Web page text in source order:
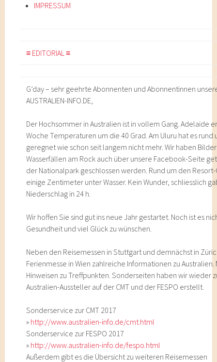
IMPRESSUM
≡ EDITORIAL ≡
G’day – sehr geehrte Abonnenten und Abonnentinnen
AUSTRALIEN-INFO.DE,
Der Hochsommer in Australien ist in vollem Gang. Adelaide
Woche Temperaturen um die 40 Grad. Am Uluru hat es
geregnet wie schon seit langem nicht mehr. Wir haben
Wasserfällen am Rock auch über unsere Facebook-Seite
der Nationalpark geschlossen werden. Rund um den
einige Zentimeter unter Wasser. Kein Wunder, schliesslich
Niederschlag in 24 h.
Wir hoffen Sie sind gut ins neue Jahr gestartet. Noch ist es
Gesundheit und viel Glück zu wünschen.
Neben den Reisemessen in Stuttgart und demnächst in
Ferienmesse in Wien zahlreiche Informationen zu Australien.
Hinweisen zu Treffpunkten. Sonderseiten haben wir wieder
Australien-Aussteller auf der CMT und der FESPO erstellt.
Sonderservice zur CMT 2017
» http://www.australien-info.de/cmt.html
Sonderservice zur FESPO 2017
» http://www.australien-info.de/fespo.html
Außerdem gibt es die Übersicht zu weiteren Reisemessen